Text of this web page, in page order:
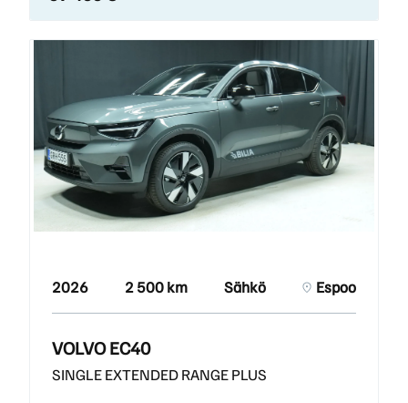
2026 2 500 km Sähkö Espoo
VOLVO EC40
SINGLE EXTENDED RANGE PLUS